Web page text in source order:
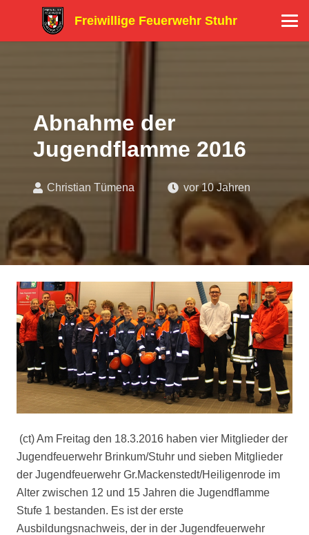
Freiwillige Feuerwehr Stuhr
Abnahme der
Jugendflamme 2016
Christian Tümena vor 10 Jahren
(ct) Am Freitag den 18.3.2016 haben vier Mitglieder der
Jugendfeuerwehr Brinkum/Stuhr und sieben Mitglieder
der Jugendfeuerwehr Gr.Mackenstedt/Heiligenrode im
Alter zwischen 12 und 15 Jahren die Jugendflamme
Stufe 1 bestanden. Es ist der erste
Ausbildungsnachweis, der in der Jugendfeuerwehr